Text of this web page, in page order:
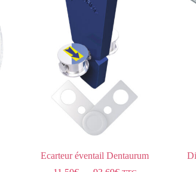
Ecarteur éventail Dentaurum